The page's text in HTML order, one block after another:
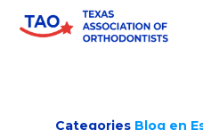
Categories Blog en